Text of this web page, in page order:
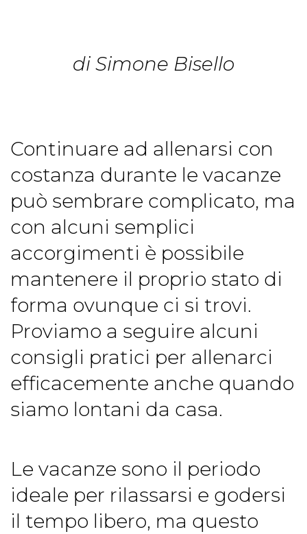
di Simone Bisello
Continuare ad allenarsi con
costanza durante le vacanze
può sembrare complicato, ma
con alcuni semplici
accorgimenti è possibile
mantenere il proprio stato di
forma ovunque ci si trovi.
Proviamo a seguire alcuni
consigli pratici per allenarci
efficacemente anche quando
siamo lontani da casa.
Le vacanze sono il periodo
ideale per rilassarsi e godersi
il tempo libero, ma questo